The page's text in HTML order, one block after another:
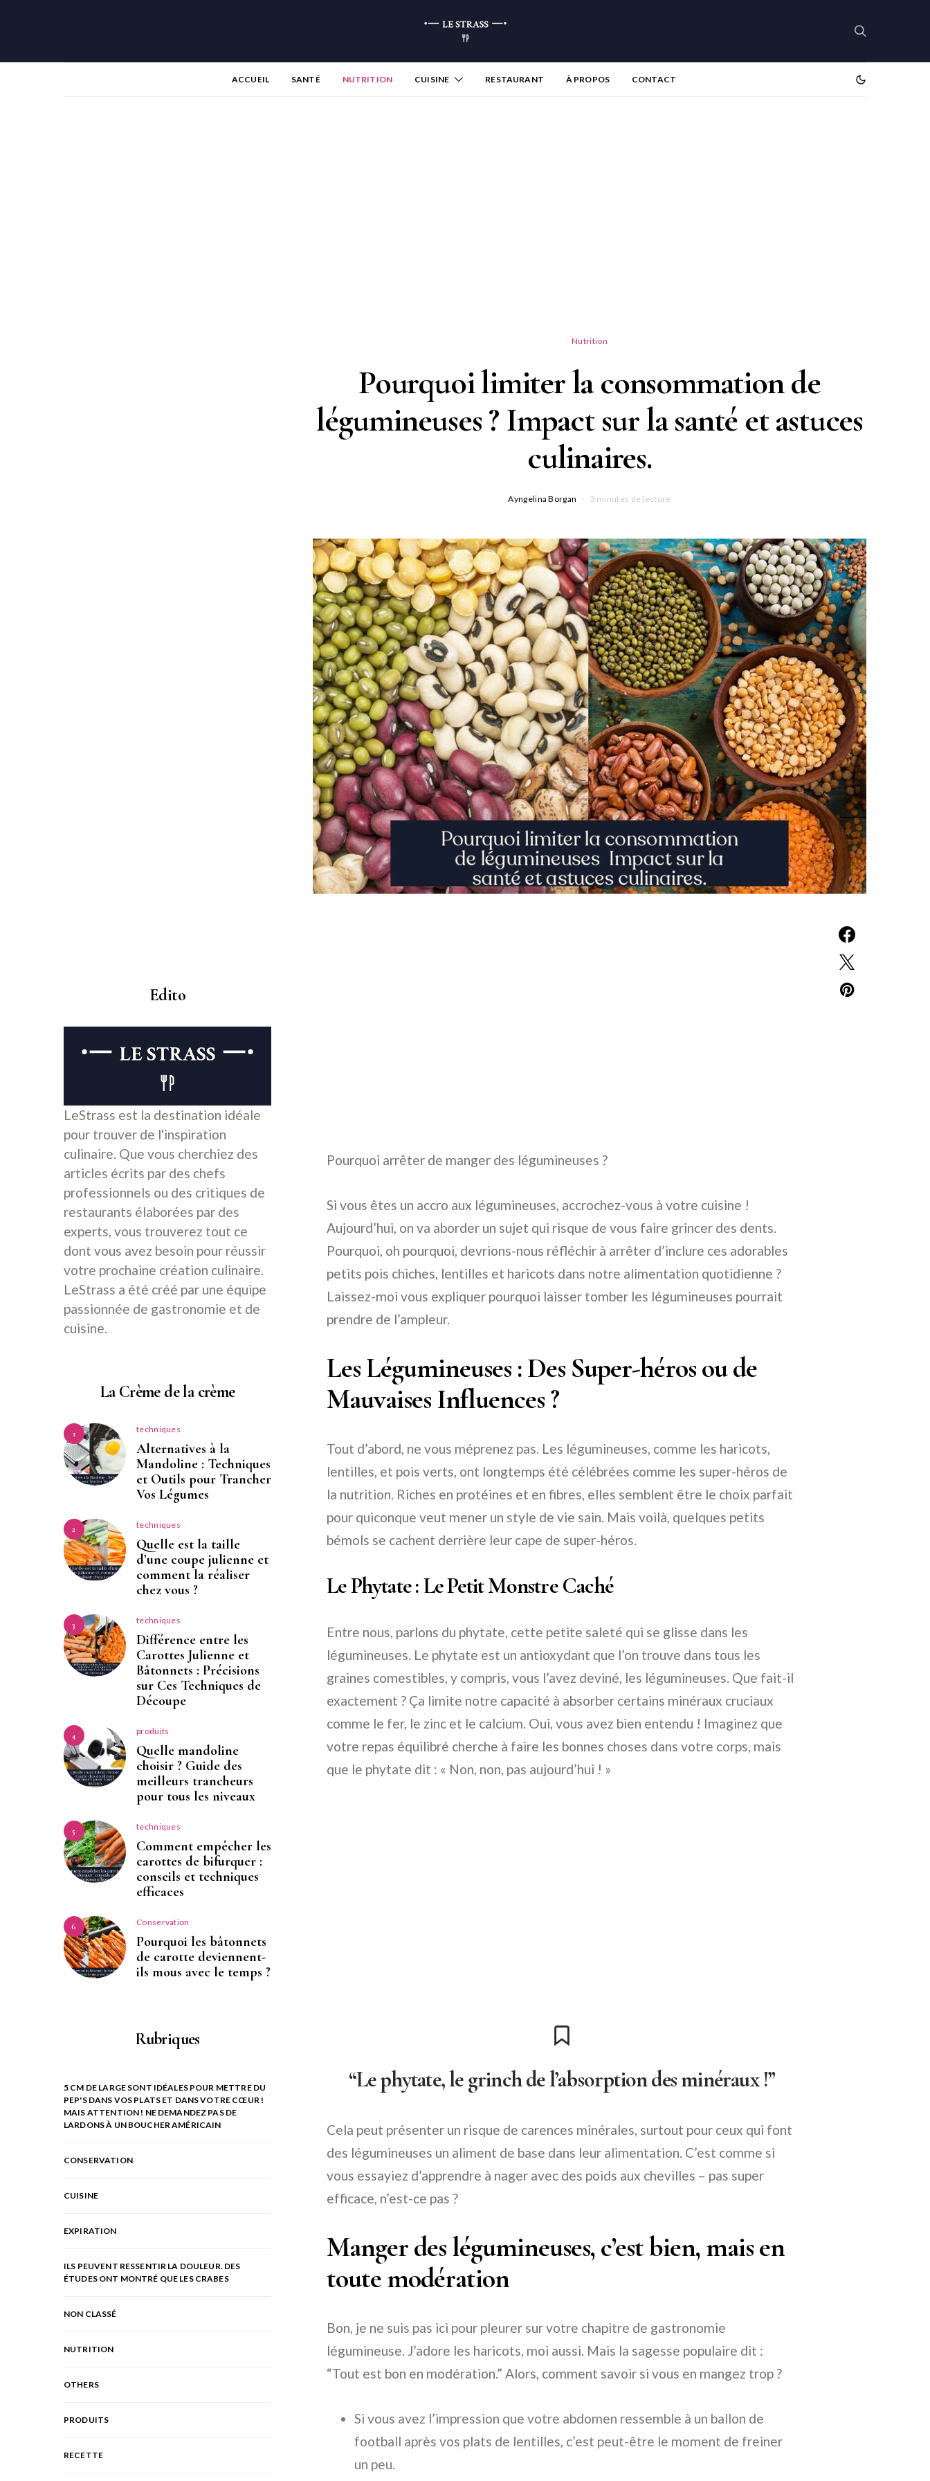
ACCUEIL SANTÉ NUTRITION CUISINE RESTAURANT À PROPOS CONTACT
Nutrition
Pourquoi limiter la consommation de
légumineuses ? Impact sur la santé et astuces
culinaires.
Ayngelina Borgan 3 minutes de lecture
Pourquoi arrêter de manger des légumineuses ?
Si vous êtes un accro aux légumineuses, accrochez-vous à votre cuisine !
Aujourd’hui, on va aborder un sujet qui risque de vous faire grincer des dents.
Pourquoi, oh pourquoi, devrions-nous réfléchir à arrêter d’inclure ces adorables
petits pois chiches, lentilles et haricots dans notre alimentation quotidienne ?
Laissez-moi vous expliquer pourquoi laisser tomber les légumineuses pourrait
prendre de l’ampleur.
Les Légumineuses : Des Super-héros ou de
Mauvaises Influences ?
Tout d’abord, ne vous méprenez pas. Les légumineuses, comme les haricots,
lentilles, et pois verts, ont longtemps été célébrées comme les super-héros de
la nutrition. Riches en protéines et en fibres, elles semblent être le choix parfait
pour quiconque veut mener un style de vie sain. Mais voilà, quelques petits
bémols se cachent derrière leur cape de super-héros.
Le Phytate : Le Petit Monstre Caché
Entre nous, parlons du phytate, cette petite saleté qui se glisse dans les
légumineuses. Le phytate est un antioxydant que l’on trouve dans tous les
graines comestibles, y compris, vous l’avez deviné, les légumineuses. Que fait-il
exactement ? Ça limite notre capacité à absorber certains minéraux cruciaux
comme le fer, le zinc et le calcium. Oui, vous avez bien entendu ! Imaginez que
votre repas équilibré cherche à faire les bonnes choses dans votre corps, mais
que le phytate dit : « Non, non, pas aujourd’hui ! »
“Le phytate, le grinch de l’absorption des minéraux !”
Cela peut présenter un risque de carences minérales, surtout pour ceux qui font
des légumineuses un aliment de base dans leur alimentation. C’est comme si
vous essayiez d’apprendre à nager avec des poids aux chevilles – pas super
efficace, n’est-ce pas ?
Manger des légumineuses, c’est bien, mais en
toute modération
Bon, je ne suis pas ici pour pleurer sur votre chapitre de gastronomie
légumineuse. J’adore les haricots, moi aussi. Mais la sagesse populaire dit :
“Tout est bon en modération.” Alors, comment savoir si vous en mangez trop ?
Si vous avez l’impression que votre abdomen ressemble à un ballon de
football après vos plats de lentilles, c’est peut-être le moment de freiner
un peu.
Edito
LeStrass est la destination idéale
pour trouver de l'inspiration
culinaire. Que vous cherchiez des
articles écrits par des chefs
professionnels ou des critiques de
restaurants élaborées par des
experts, vous trouverez tout ce
dont vous avez besoin pour réussir
votre prochaine création culinaire.
LeStrass a été créé par une équipe
passionnée de gastronomie et de
cuisine.
La Crème de la crème
1 techniques
Alternatives à la
Mandoline : Techniques
et Outils pour Trancher
Vos Légumes
2 techniques
Quelle est la taille
d’une coupe julienne et
comment la réaliser
chez vous ?
3 techniques
Différence entre les
Carottes Julienne et
Bâtonnets : Précisions
sur Ces Techniques de
Découpe
4 produits
Quelle mandoline
choisir ? Guide des
meilleurs trancheurs
pour tous les niveaux
5 techniques
Comment empêcher les
carottes de bifurquer :
conseils et techniques
efficaces
6 Conservation
Pourquoi les bâtonnets
de carotte deviennent-
ils mous avec le temps ?
Rubriques
5 CM DE LARGE SONT IDÉALES POUR METTRE DU
PEP'S DANS VOS PLATS ET DANS VOTRE CŒUR !
MAIS ATTENTION ! NE DEMANDEZ PAS DE
LARDONS À UN BOUCHER AMÉRICAIN
CONSERVATION
CUISINE
EXPIRATION
ILS PEUVENT RESSENTIR LA DOULEUR. DES
ÉTUDES ONT MONTRÉ QUE LES CRABES
NON CLASSÉ
NUTRITION
OTHERS
PRODUITS
RECETTE